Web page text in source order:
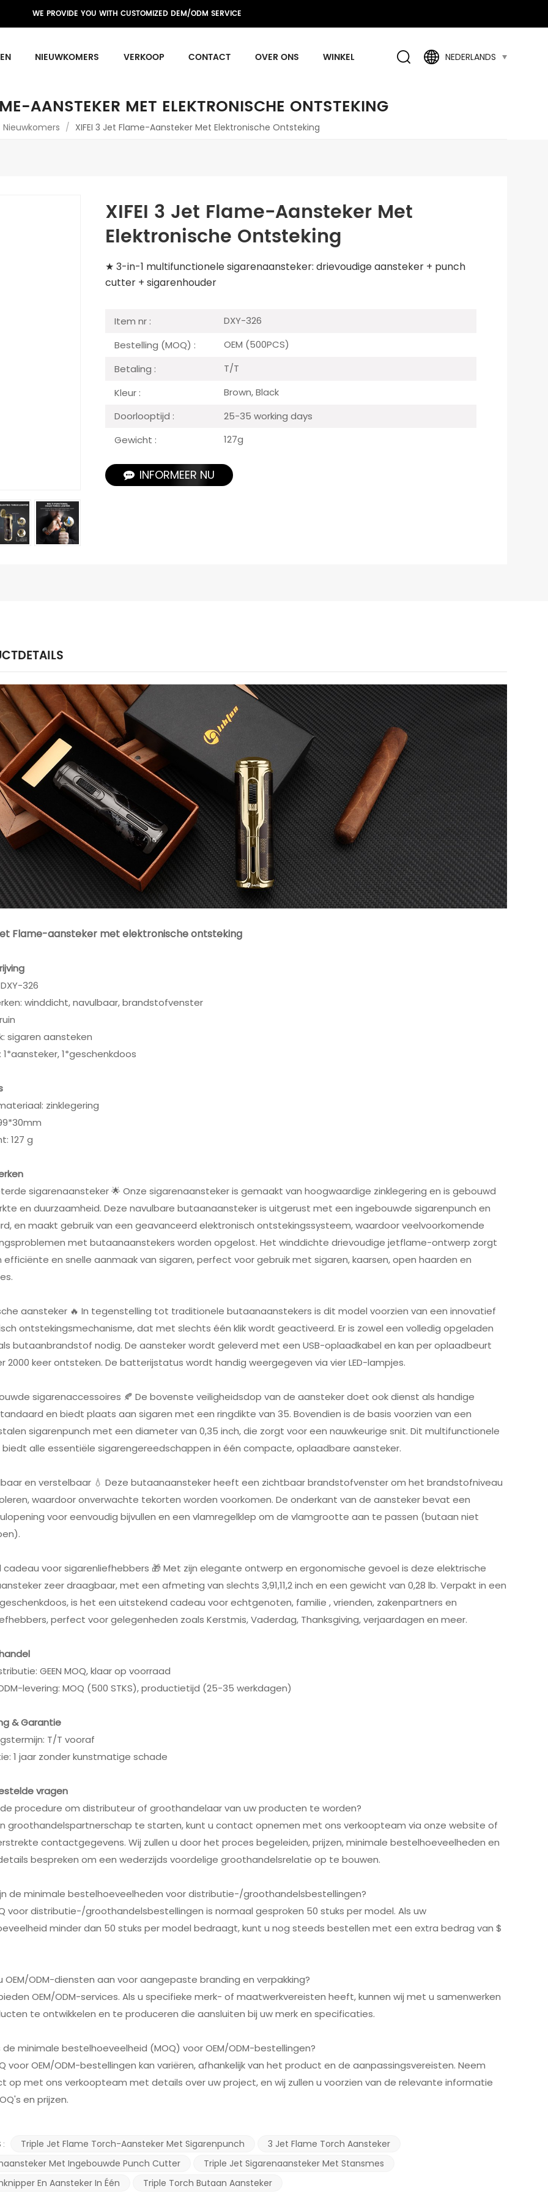
WE PROVIDE YOU WITH CUSTOMIZED DEM/ODM SERVICE
NIEUWKOMERS VERKOOP CONTACT OVER ONS WINKEL NEDERLANDS
AANSTEKER MET ELEKTRONISCHE ONTSTEKING
Nieuwkomers / XIFEI 3 Jet Flame-Aansteker Met Elektronische Ontsteking
XIFEI 3 Jet Flame-Aansteker Met
Elektronische Ontsteking
★ 3-in-1 multifunctionele sigarenaansteker: drievoudige aansteker + punch
cutter + sigarenhouder
Item nr :
DXY-326
Bestelling (MOQ) :
OEM (500PCS)
Betaling :
T/T
Kleur :
Brown, Black
Doorlooptijd :
25-35 working days
Gewicht :
127g
INFORMEER NU
Flame-aansteker met elektronische ontsteking
326
winddicht, navulbaar, brandstofvenster
sigaren aansteken
1*aansteker, 1*geschenkdoos
zinklegering
127 g
sigarenaansteker 🌟 Onze sigarenaansteker is gemaakt van hoogwaardige zinklegering en is gebouwd
en duurzaamheid. Deze navulbare butaanaansteker is uitgerust met een ingebouwde sigarenpunch en
en maakt gebruik van een geavanceerd elektronisch ontstekingssysteem, waardoor veelvoorkomende
met butaanaanstekers worden opgelost. Het winddichte drievoudige jetflame-ontwerp zorgt
efficiënte en snelle aanmaak van sigaren, perfect voor gebruik met sigaren, kaarsen, open haarden en
aansteker 🔥 In tegenstelling tot traditionele butaanaanstekers is dit model voorzien van een innovatief
ontstekingsmechanisme, dat met slechts één klik wordt geactiveerd. Er is zowel een volledig opgeladen
butaanbrandstof nodig. De aansteker wordt geleverd met een USB-oplaadkabel en kan per oplaadbeurt
2000 keer ontsteken. De batterijstatus wordt handig weergegeven via vier LED-lampjes.
sigarenaccessoires 🍂 De bovenste veiligheidsdop van de aansteker doet ook dienst als handige
en biedt plaats aan sigaren met een ringdikte van 35. Bovendien is de basis voorzien van een
sigarenpunch met een diameter van 0,35 inch, die zorgt voor een nauwkeurige snit. Dit multifunctionele
alle essentiële sigarengereedschappen in één compacte, oplaadbare aansteker.
en verstelbaar 💧 Deze butaanaansteker heeft een zichtbaar brandstofvenster om het brandstofniveau
waardoor onverwachte tekorten worden voorkomen. De onderkant van de aansteker bevat een
voor eenvoudig bijvullen en een vlamregelklep om de vlamgrootte aan te passen (butaan niet
cadeau voor sigarenliefhebbers 🎁 Met zijn elegante ontwerp en ergonomische gevoel is deze elektrische
zeer draagbaar, met een afmeting van slechts 3,91,11,2 inch en een gewicht van 0,28 lb. Verpakt in een
is het een uitstekend cadeau voor echtgenoten, familie , vrienden, zakenpartners en
perfect voor gelegenheden zoals Kerstmis, Vaderdag, Thanksgiving, verjaardagen en meer.
GEEN MOQ, klaar op voorraad
levering: MOQ (500 STKS), productietijd (25-35 werkdagen)
& Garantie
T/T vooraf
1 jaar zonder kunstmatige schade
vragen
de procedure om distributeur of groothandelaar van uw producten te worden?
groothandelspartnerschap te starten, kunt u contact opnemen met ons verkoopteam via onze website of
contactgegevens. Wij zullen u door het proces begeleiden, prijzen, minimale bestelhoeveelheden en
bespreken om een wederzijds voordelige groothandelsrelatie op te bouwen.
de minimale bestelhoeveelheden voor distributie-/groothandelsbestellingen?
voor distributie-/groothandelsbestellingen is normaal gesproken 50 stuks per model. Als uw
minder dan 50 stuks per model bedraagt, kunt u nog steeds bestellen met een extra bedrag van $
OEM/ODM-diensten aan voor aangepaste branding en verpakking?
OEM/ODM-services. Als u specifieke merk- of maatwerkvereisten heeft, kunnen wij met u samenwerken
te ontwikkelen en te produceren die aansluiten bij uw merk en specificaties.
de minimale bestelhoeveelheid (MOQ) voor OEM/ODM-bestellingen?
voor OEM/ODM-bestellingen kan variëren, afhankelijk van het product en de aanpassingsvereisten. Neem
op met ons verkoopteam met details over uw project, en wij zullen u voorzien van de relevante informatie
en prijzen.
: Triple Jet Flame Torch-Aansteker Met Sigarenpunch
3 Jet Flame Torch Aansteker
Met Ingebouwde Punch Cutter
Triple Jet Sigarenaansteker Met Stansmes
En Aansteker In Één
Triple Torch Butaan Aansteker